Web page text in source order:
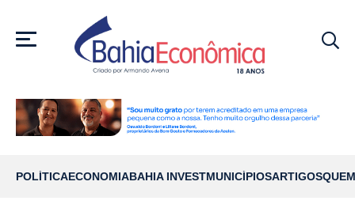
MENU
POLÍTICAECONOMIABAHIA INVESTMUNICÍPIOSARTIGOS